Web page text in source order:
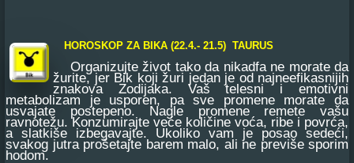
HOROSKOP ZA BIKA (22.4.- 21.5) TAURUS
Organizujte život tako da nikadfa ne morate da
žurite, jer Bik koji žuri jedan je od najneefikasnijih
znakova Zodijaka. Vaš telesni i emotivni
metabolizam je usporen, pa sve promene morate da
usvajate postepeno. Nagle promene remete vašu
ravnotežu. Konzumirajte veće količine voća, ribe i povrća,
a slatkiše izbegavajte. Ukoliko vam je posao sedeći,
svakog jutra prošetajte barem malo, ali ne previše sporim
hodom.